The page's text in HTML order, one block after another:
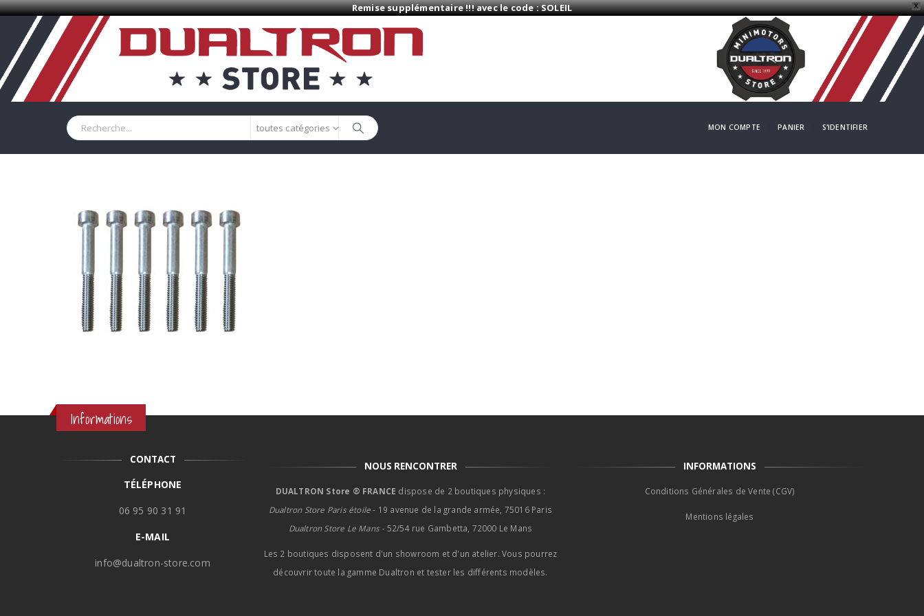
X
Remise supplémentaire !!! avec le code : SOLEIL
toutes catégories MON COMPTE PANIER S'IDENTIFIER
Informations
CONTACT
TÉLÉPHONE
06 95 90 31 91
E-MAIL
info@dualtron-store.com
NOUS RENCONTRER
DUALTRON Store ® FRANCE dispose de 2 boutiques physiques :
Dualtron Store Paris étoile- 19 avenue de la grande armée, 75016 Paris
Dualtron Store Le Mans - 52/54 rue Gambetta, 72000 Le Mans
Les 2 boutiques disposent d'un showroom et d'un atelier. Vous pourrez
découvrir toute la gamme Dualtron et tester les différents modèles.
INFORMATIONS
Conditions Générales de Vente (CGV)
Mentions légales